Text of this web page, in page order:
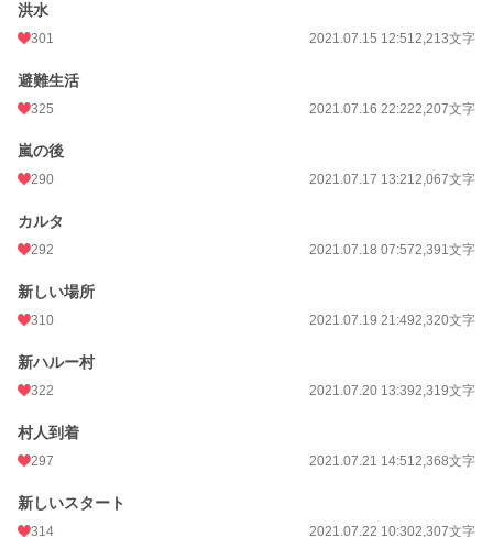
洪水
301 2021.07.15 12:512,213文字
避難生活
325 2021.07.16 22:222,207文字
嵐の後
290 2021.07.17 13:212,067文字
カルタ
292 2021.07.18 07:572,391文字
新しい場所
310 2021.07.19 21:492,320文字
新ハルー村
322 2021.07.20 13:392,319文字
村人到着
297 2021.07.21 14:512,368文字
新しいスタート
314 2021.07.22 10:302,307文字